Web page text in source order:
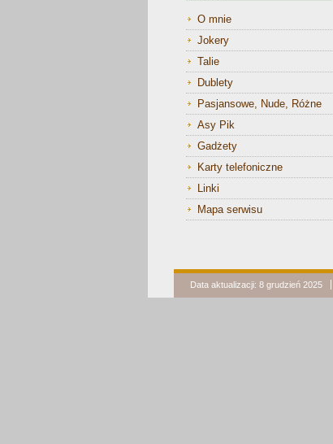
O mnie
Jokery
Talie
Dublety
Pasjansowe, Nude, Różne
Asy Pik
Gadżety
Karty telefoniczne
Linki
Mapa serwisu
Data aktualizacji: 8 grudzień 2025